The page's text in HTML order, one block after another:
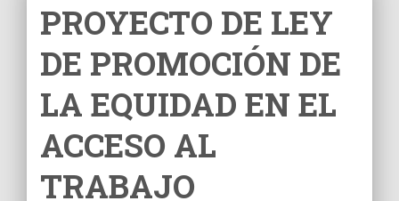
PROYECTO DE LEY
DE PROMOCIÓN DE
LA EQUIDAD EN EL
ACCESO AL
TRABAJO